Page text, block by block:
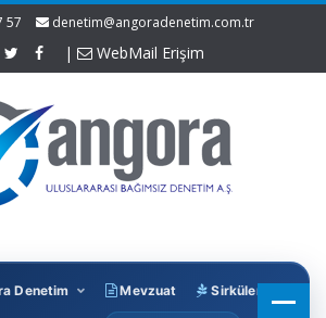
57 denetim@angoradenetim.com.tr
| WebMail Erişim
Denetim Mevzuat Sirküler